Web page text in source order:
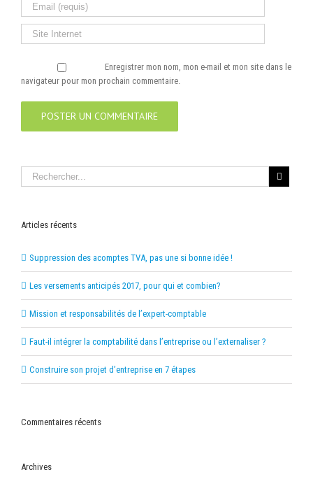
Enregistrer mon nom, mon e-mail et mon site dans le
navigateur pour mon prochain commentaire.
Articles récents
Suppression des acomptes TVA, pas une si bonne idée !
Les versements anticipés 2017, pour qui et combien?
Mission et responsabilités de l’expert-comptable
Faut-il intégrer la comptabilité dans l’entreprise ou l’externaliser ?
Construire son projet d’entreprise en 7 étapes
Commentaires récents
Archives